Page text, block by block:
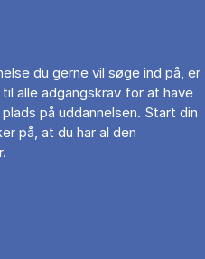
du gerne vil søge ind på, er
alle adgangskrav for at have
på uddannelsen. Start din
på, at du har al den